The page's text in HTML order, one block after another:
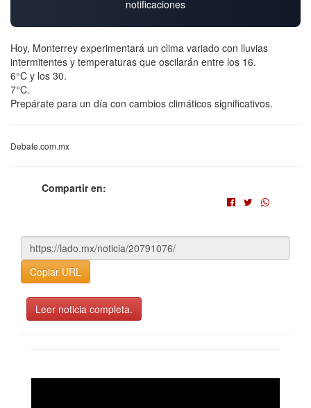
notificaciones
Hoy, Monterrey experimentará un clima variado con lluvias
intermitentes y temperaturas que oscilarán entre los 16.
6°C y los 30.
7°C.
Prepárate para un día con cambios climáticos significativos.
Debate.com.mx
Compartir en:
Copiar URL
Leer noticia completa.